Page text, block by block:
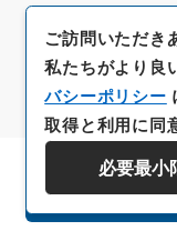
ご訪問いただき
私たちがより良
バシーポリシー
取得と利用に同
必要最小